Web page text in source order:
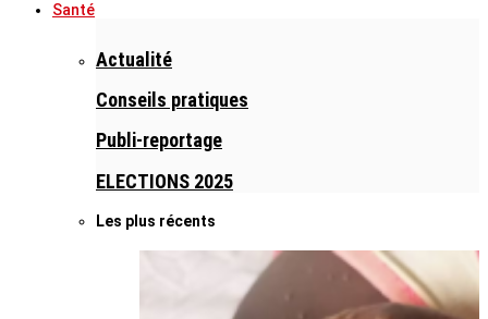
Santé
Actualité
Conseils pratiques
Publi-reportage
ELECTIONS 2025
Les plus récents